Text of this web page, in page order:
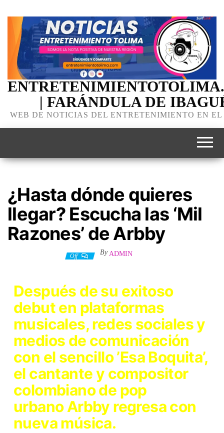
| FARÁNDULA DE
WEB DE NOTICIAS DEL ENTRETENIMIENTO EN
¿Hasta dónde quieres
llegar? Escucha las ‘Mil
Razones’ de Arbby
Off By ADMIN
Después de su exitoso
debut en plataformas
musicales, redes sociales y
medios de comunicación
con el sencillo ’Esa Boquita’,
el cantante y compositor
colombiano de pop
urbanoArbby regresa con
nueva música.